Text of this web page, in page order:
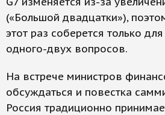
(«Большой двадцатки»),
этот раз соберется только
одного-двух вопросов.
На встрече министров
обсуждаться и повестка
Россия традиционно